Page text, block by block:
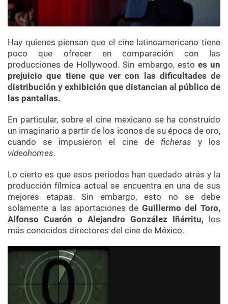
Hay quienes piensan que el cine latinoamericano tiene
poco que ofrecer en comparación con las
producciones de Hollywood. Sin embargo, esto es un
prejuicio que tiene que ver con las dificultades de
distribución y exhibición que distancian al público de
las pantallas.
En particular, sobre el cine mexicano se ha construido
un imaginario a partir de los iconos de su época de oro,
cuando se impusieron el cine deficheras y los
videohomes.
Lo cierto es que esos períodos han quedado atrás y la
producción fílmica actual se encuentra en una de sus
mejores etapas. Sin embargo, esto no se debe
solamente a las aportaciones de Guillermo del Toro,
Alfonso Cuarón o Alejandro González Iñárritu,
los
más conocidos directores del cine de México.